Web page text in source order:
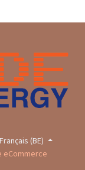
Français (BE)
eCommerce